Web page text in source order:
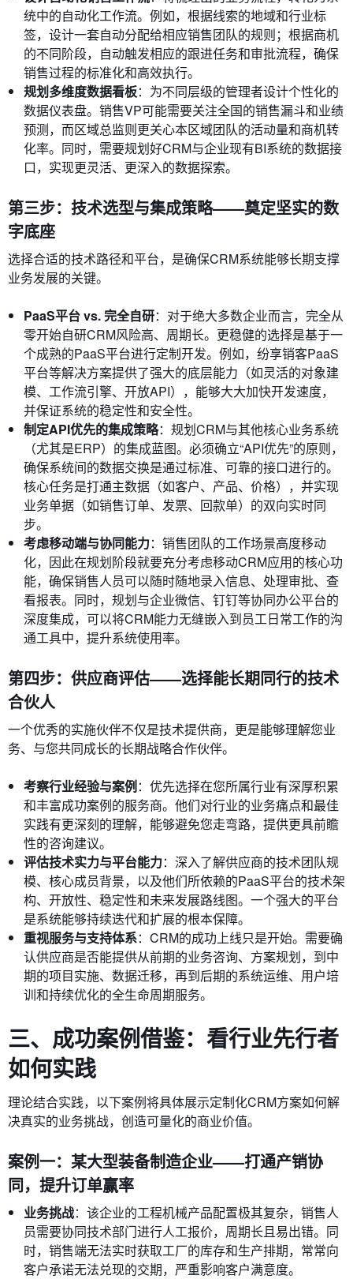
统中的自动化工作流。例如，根据线索的地域和行业标
签，设计一套自动分配给相应销售团队的规则；根据商机
的不同阶段，自动触发相应的跟进任务和审批流程，确保
销售过程的标准化和高效执行。
规划多维度数据看板：为不同层级的管理者设计个性化的
数据仪表盘。销售VP可能需要关注全国的销售漏斗和业绩
预测，而区域总监则更关心本区域团队的活动量和商机转
化率。同时，需要规划好CRM与企业现有BI系统的数据接
口，实现更灵活、更深入的数据探索。
第三步：技术选型与集成策略——奠定坚实的数
字底座
选择合适的技术路径和平台，是确保CRM系统能够长期支撑
业务发展的关键。
PaaS平台 vs. 完全自研：对于绝大多数企业而言，完全从
零开始自研CRM风险高、周期长。更稳健的选择是基于一
个成熟的PaaS平台进行定制开发。例如，纷享销客PaaS
平台等解决方案提供了强大的底层能力（如灵活的对象建
模、工作流引擎、开放API），能够大大加快开发速度，
并保证系统的稳定性和安全性。
制定API优先的集成策略：规划CRM与其他核心业务系统
（尤其是ERP）的集成蓝图。必须确立“API优先”的原则，
确保系统间的数据交换是通过标准、可靠的接口进行的。
核心任务是打通主数据（如客户、产品、价格），并实现
业务单据（如销售订单、发票、回款单）的双向实时同
步。
考虑移动端与协同能力：销售团队的工作场景高度移动
化，因此在规划阶段就要充分考虑移动CRM应用的核心功
能，确保销售人员可以随时随地录入信息、处理审批、查
看报表。同时，规划与企业微信、钉钉等协同办公平台的
深度集成，可以将CRM能力无缝嵌入到员工日常工作的沟
通工具中，提升系统使用率。
第四步：供应商评估——选择能长期同行的技术
合伙人
一个优秀的实施伙伴不仅是技术提供商，更是能够理解您业
务、与您共同成长的长期战略合作伙伴。
考察行业经验与案例：优先选择在您所属行业有深厚积累
和丰富成功案例的服务商。他们对行业的业务痛点和最佳
实践有更深刻的理解，能够避免您走弯路，提供更具前瞻
性的咨询建议。
评估技术实力与平台能力：深入了解供应商的技术团队规
模、核心成员背景，以及他们所依赖的PaaS平台的技术架
构、开放性、稳定性和未来发展路线图。一个强大的平台
是系统能够持续迭代和扩展的根本保障。
重视服务与支持体系：CRM的成功上线只是开始。需要确
认供应商是否能提供从前期的业务咨询、方案规划，到中
期的项目实施、数据迁移，再到后期的系统运维、用户培
训和持续优化的全生命周期服务。
三、成功案例借鉴：看行业先行者
如何实践
理论结合实践，以下案例将具体展示定制化CRM方案如何解
决真实的业务挑战，创造可量化的商业价值。
案例一：某大型装备制造企业——打通产销协
同，提升订单赢率
业务挑战：该企业的工程机械产品配置极其复杂，销售人
员需要协同技术部门进行人工报价，周期长且易出错。同
时，销售端无法实时获取工厂的库存和生产排期，常常向
客户承诺无法兑现的交期，严重影响客户满意度。